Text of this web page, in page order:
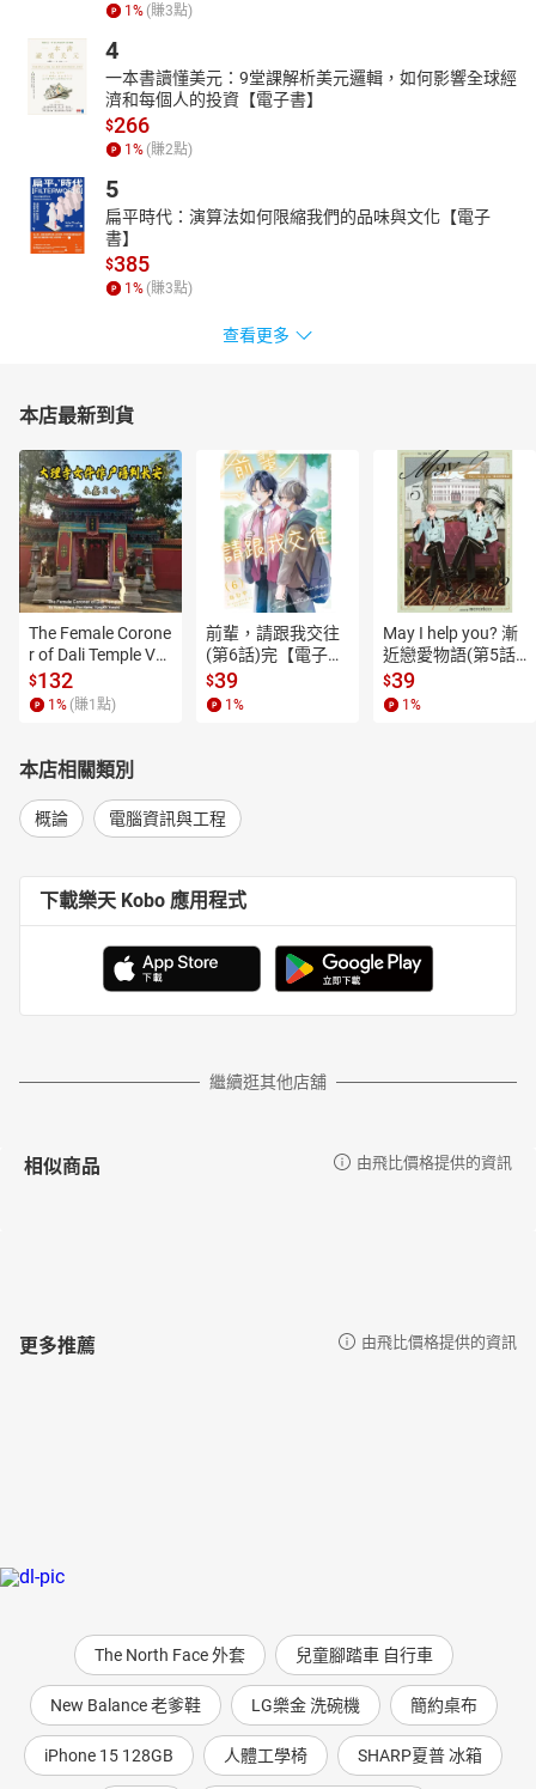
1% (賺3點)
4
一本書讀懂美元：9堂課解析美元邏輯，如何影響全球經
濟和每個人的投資【電子書】
$266
1% (賺2點)
5
扁平時代：演算法如何限縮我們的品味與文化【電子
書】
$385
1% (賺3點)
查看更多
本店最新到貨
The Female Corone
r of Dali Temple Vo
l.6【有聲書】
$132
1 % (賺1 點)
前輩，請跟我交往
(第6話)完【電子
書】
$39
1 %
May I help you? 漸
近戀愛物語(第5話)
【電子書】
$39
1 %
本店相關類別
概論 電腦資訊與工程
下載樂天 Kobo 應用程式
繼續逛其他店舖
相似商品 由飛比價格提供的資訊
更多推薦 由飛比價格提供的資訊
The North Face 外套 兒童腳踏車 自行車
New Balance 老爹鞋 LG樂金 洗碗機 簡約桌布
iPhone 15 128GB 人體工學椅 SHARP夏普 冰箱